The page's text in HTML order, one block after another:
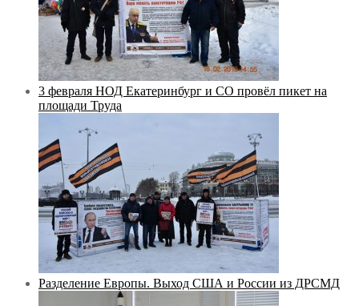
3 февраля НОД Екатеринбург и СО провёл пикет на
площади Труда
Разделение Европы. Выход США и России из ДРСМД